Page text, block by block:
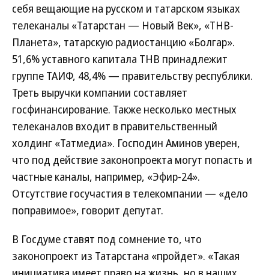
себя вещающие на русском и татарском языках
телеканалы «Татарстан — Новый Век», «ТНВ-
Планета», татарскую радиостанцию «Болгар».
51,6% уставного капитала ТНВ принадлежит
группе ТАИФ, 48,4% — правительству республики.
Треть выручки компании составляет
госфинансирование. Также несколько местных
телеканалов входит в правительственный
холдинг «Татмедиа». Господин Аминов уверен,
что под действие законопроекта могут попасть и
частные каналы, например, «Эфир-24».
Отсутствие госучастия в телекомпании — «дело
поправимое», говорит депутат.
В Госдуме ставят под сомнение то, что
законопроект из Татарстана «пройдет». «Такая